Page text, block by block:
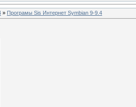
» Програмы Sis Интернет Symbian 9-9.4